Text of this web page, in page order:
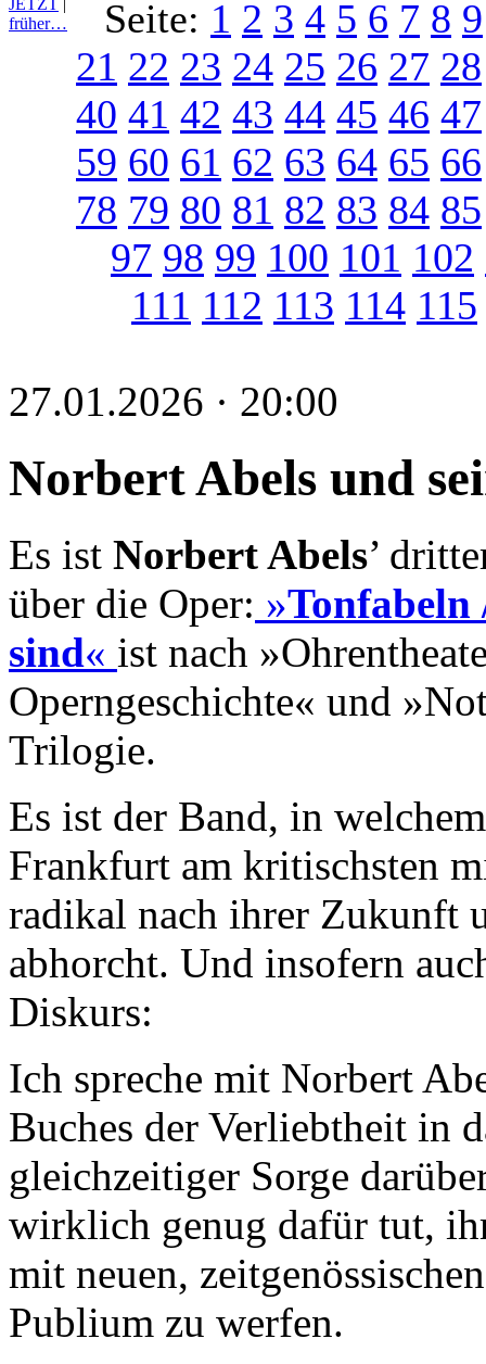
früher…
Seite: 1 2 3 4 5 6 7 8 9
21 22 23 24 25 26 27 28
40 41 42 43 44 45 46 47
59 60 61 62 63 64 65 66
78 79 80 81 82 83 84 85
97 98 99 100 101 102
111 112 113 114 115
27.01.2026 · 20:00
Norbert Abels und
Es ist Norbert Abels’
über die Oper: »Tonfabeln
sind« ist nach
Operngeschichte« und
Trilogie.
Es ist der Band, in
Frankfurt am kritischsten
radikal nach ihrer Zukunft
abhorcht. Und insofern
Diskurs:
Ich spreche mit Norbert
Buches der Verliebtheit in
gleichzeitiger Sorge
wirklich genug dafür tut,
mit neuen,
Publium zu werfen.